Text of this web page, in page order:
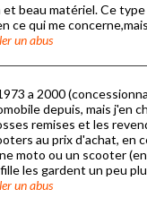
beau matériel. Ce
qui me
un abus
a 2000
depuis, mais j'en
remises et les
au prix d'achat, en
moto ou un scooter
les gardent un peu
un abus